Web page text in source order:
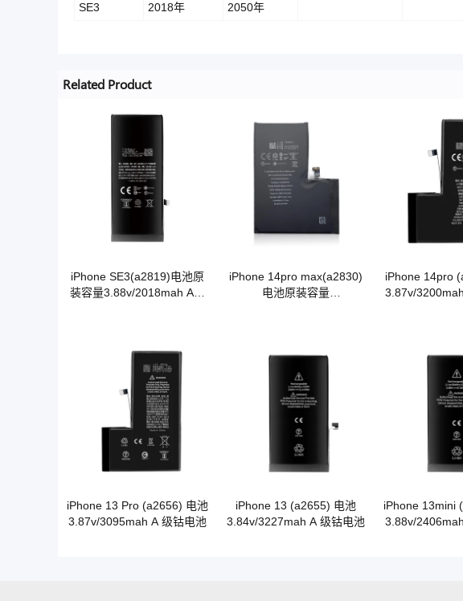
SE3 2018年 2050年
Related Product
iPhone SE3(a2819)电池原
装容量3.88v/2018mah A级
iPhone 14pro max(a2830)
电池原装容量
iPhone 14pro
3.87v/
iPhone 13 Pro (a2656) 电池
3.87v/3095mah A 级钴电池
iPhone 13 (a2655) 电池
3.84v/3227mah A 级钴电池
iPhone 13mini
3.88v/